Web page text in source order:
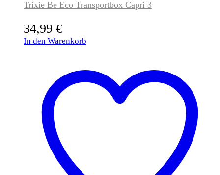
Trixie Be Eco Transportbox Capri 3
34,99 €
In den Warenkorb